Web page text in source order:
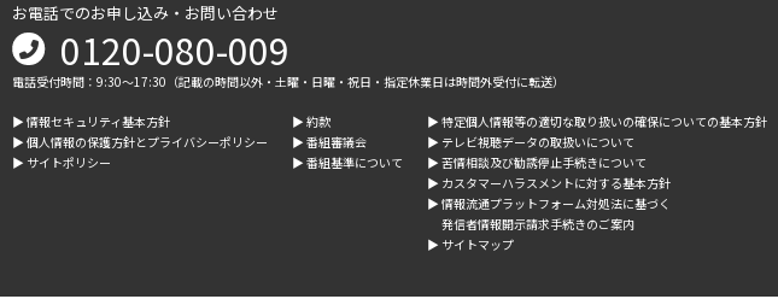
お電話でのお申し込み・お問い合わせ
0120-080-009
電話受付時間：9:30～17:30（記載の時間以外・土曜・日曜・祝日・指定休業日は時間外受付に転送）
▶︎ 情報セキュリティ基本方針
▶︎ 個人情報の保護方針とプライバシーポリシー
▶︎ サイトポリシー
▶︎ 約款
▶︎ 番組審議会
▶︎ 番組基準について
▶︎ 特定個人情報等の適切な取り扱いの確保についての基本方針
▶︎ テレビ視聴データの取扱いについて
▶︎ 苦情相談及び勧誘停止手続きについて
▶︎ カスタマーハラスメントに対する基本方針
▶︎ 情報流通プラットフォーム対処法に基づく
発信者情報開示請求手続きのご案内
▶︎ サイトマップ